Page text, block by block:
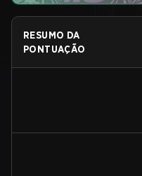
RESUMO DA
PONTUAÇÃO